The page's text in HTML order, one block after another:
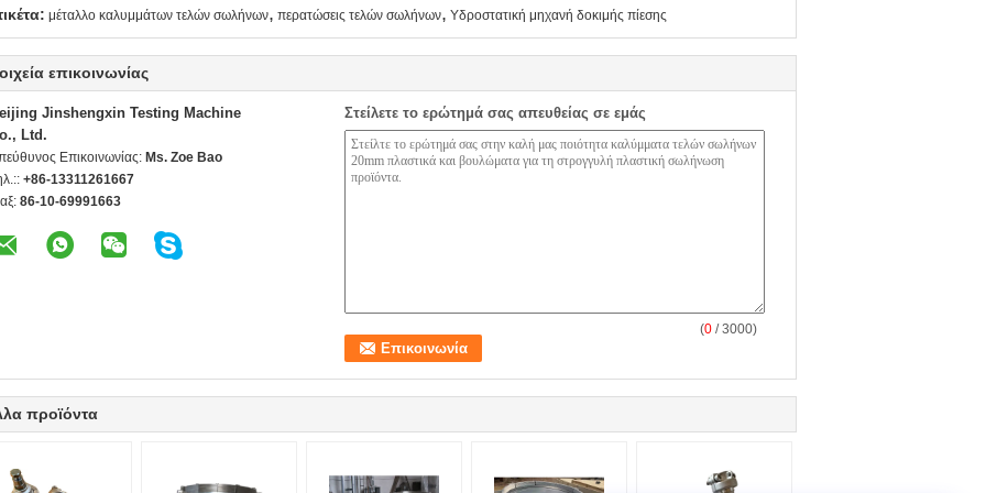
μέταλλο καλυμμάτων τελών σωλήνων, περατώσεις τελών σωλήνων, Υδροστατική μηχανή δοκιμής πίεσης
επικοινωνίας
Jinshengxin Testing Machine
Ltd.
Επικοινωνίας: Ms. Zoe Bao
+86-13311261667
86-10-69991663
Στείλετε το ερώτημά σας απευθείας σε εμάς
(0 / 3000)
προϊόντα